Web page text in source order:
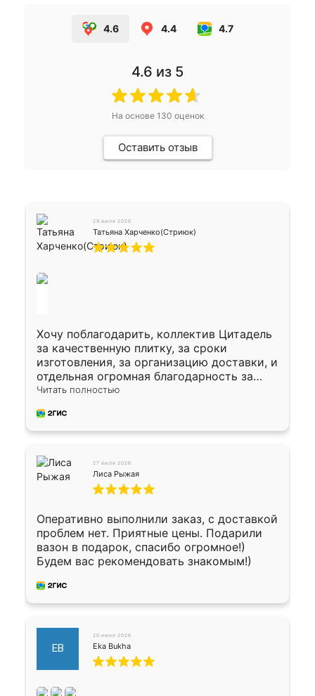
4.6 4.4 4.7
4.6 из 5
На основе 130 оценок
Оставить отзыв
29 июля 2026
Татьяна Харченко(Стриюк)
Хочу поблагодарить, коллектив Цитадель
за качественную плитку, за сроки
изготовления, за организацию доставки, и
отдельная огромная благодарность за
укладку плитки Оганесу, за два дня 70 кв,
Читать полностью
27 июля 2026
Лиса Рыжая
Оперативно выполнили заказ, с доставкой
проблем нет. Приятные цены. Подарили
вазон в подарок, спасибо огромное!)
Будем вас рекомендовать знакомым!)
EB
20 июня 2026
Eka Bukha